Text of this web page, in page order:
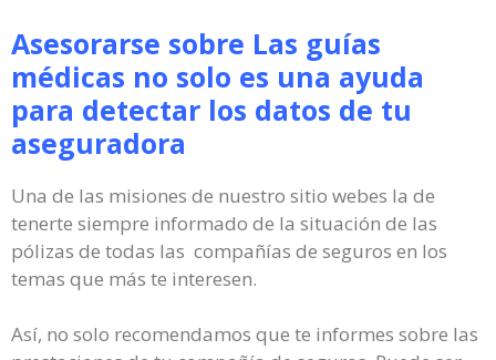
Asesorarse sobre Las guías
médicas no solo es una ayuda
para detectar los datos de tu
aseguradora
Una de las misiones de nuestro sitio webes la de
tenerte siempre informado de la situación de las
pólizas de todas las compañías de seguros en los
temas que más te interesen.
Así, no solo recomendamos que te informes sobre las